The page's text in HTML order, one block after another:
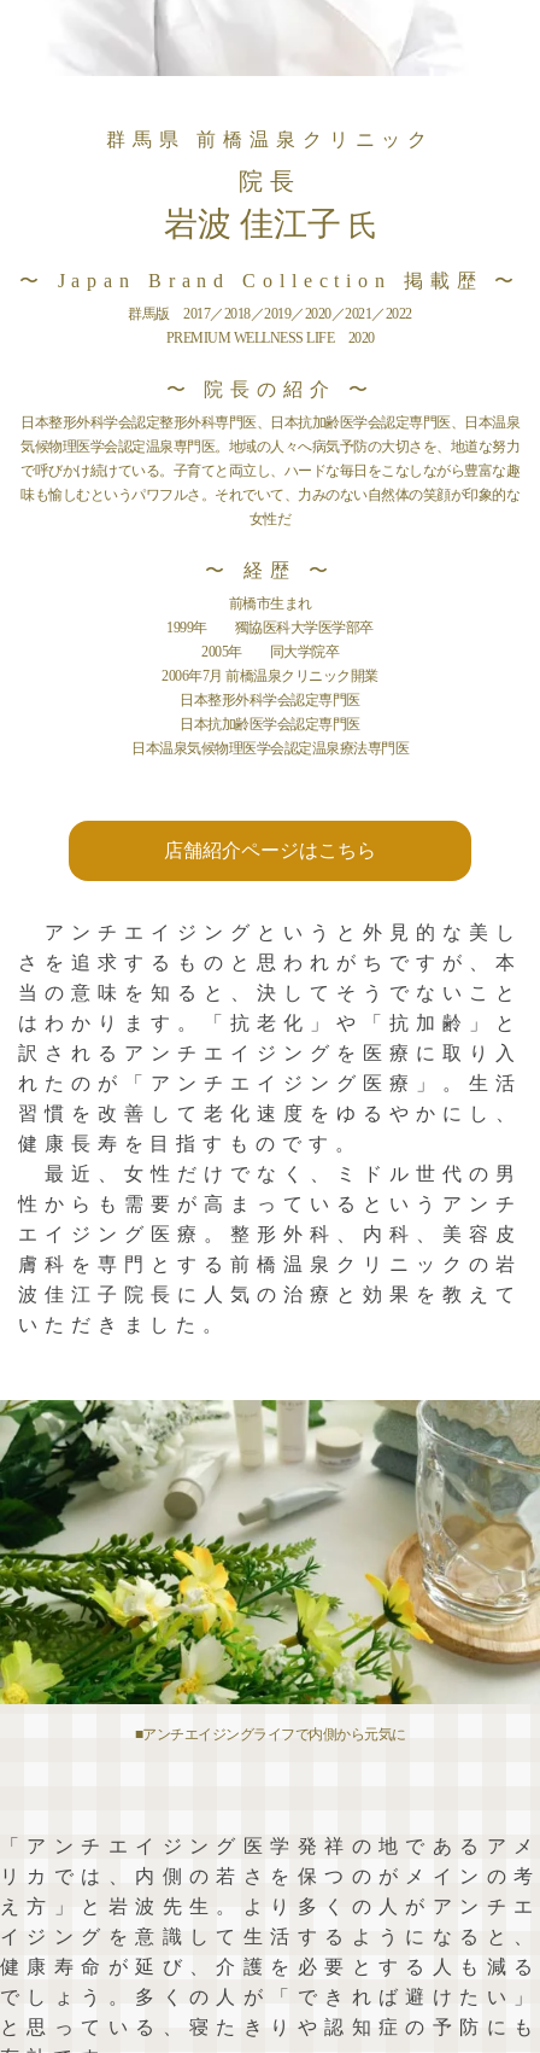
群馬県 前橋温泉クリニック
院長
岩波 佳江子 氏
〜 Japan Brand Collection 掲載歴 〜
群馬版 2017／2018／2019／2020／2021／2022
PREMIUM WELLNESS LIFE 2020
〜 院長の紹介 〜
日本整形外科学会認定整形外科専門医、日本抗加齢医学会認定専門医、日本温泉
気候物理医学会認定温泉専門医。地域の人々へ病気予防の大切さを、地道な努力
で呼びかけ続けている。子育てと両立し、ハードな毎日をこなしながら豊富な趣
味も愉しむというパワフルさ。それでいて、力みのない自然体の笑顔が印象的な
女性だ
〜 経歴 〜
前橋市生まれ
1999年 獨協医科大学医学部卒
2005年 同大学院卒
2006年7月 前橋温泉クリニック開業
日本整形外科学会認定専門医
日本抗加齢医学会認定専門医
日本温泉気候物理医学会認定温泉療法専門医
店舗紹介ページはこちら
アンチエイジングというと外見的な美し
さを追求するものと思われがちですが、本
当の意味を知ると、決してそうでないこと
はわかります。「抗老化」や「抗加齢」と
訳されるアンチエイジングを医療に取り入
れたのが「アンチエイジング医療」。生活
習慣を改善して老化速度をゆるやかにし、
健康長寿を目指すものです。
最近、女性だけでなく、ミドル世代の男
性からも需要が高まっているというアンチ
エイジング医療。整形外科、内科、美容皮
膚科を専門とする前橋温泉クリニックの岩
波佳江子院長に人気の治療と効果を教えて
いただきました。
■アンチエイジングライフで内側から元気に
「アンチエイジング医学発祥の地であるアメ
リカでは、内側の若さを保つのがメインの考
え方」と岩波先生。より多くの人がアンチエ
イジングを意識して生活するようになると、
健康寿命が延び、介護を必要とする人も減る
でしょう。多くの人が「できれば避けたい」
と思っている、寝たきりや認知症の予防にも